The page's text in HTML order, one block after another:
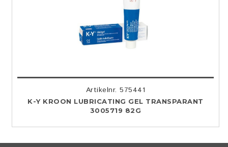
Artikelnr. 575441
K-Y KROON LUBRICATING GEL TRANSPARANT
3005719 82G